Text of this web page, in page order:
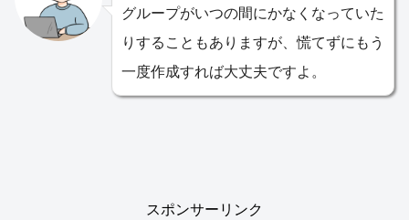
グループがいつの間にかなくなっていた
りすることもありますが、慌てずにもう
一度作成すれば大丈夫ですよ。
スポンサーリンク